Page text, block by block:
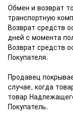
Обмен и возврат
транспортную
Возврат средств
дней с момента
Возврат средств
Покупателя.
Продавец
случае, когда
товар
Покупатель.